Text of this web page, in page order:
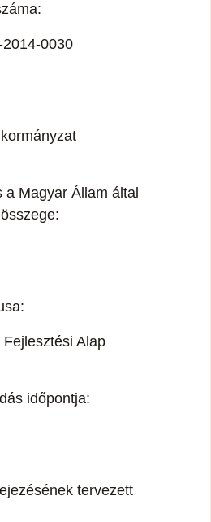
0030
Magyar Állam által
Alap
időpontja:
tervezett